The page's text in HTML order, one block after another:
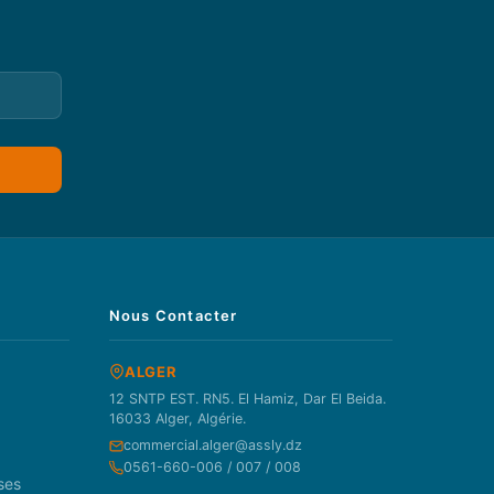
Nous Contacter
ALGER
12 SNTP EST. RN5. El Hamiz, Dar El Beida.
16033 Alger, Algérie.
commercial.alger@assly.dz
0561-660-006 / 007 / 008